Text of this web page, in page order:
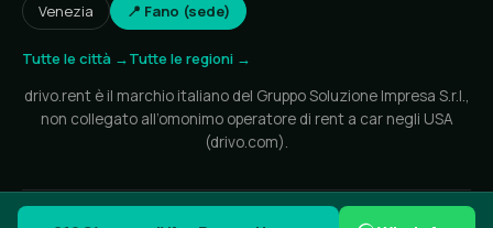
Venezia
📍 Fano (sede)
Tutte le città →Tutte le regioni →
drivo.rent è il marchio italiano del Gruppo Soluzione Impresa S.r.l.,
non collegato all’omonimo operatore di rent a car negli USA
(drivo.com).
© 2026 drivo.rent — Gruppo Soluzione Impresa S.r.l. • P.IVA IT05252350870